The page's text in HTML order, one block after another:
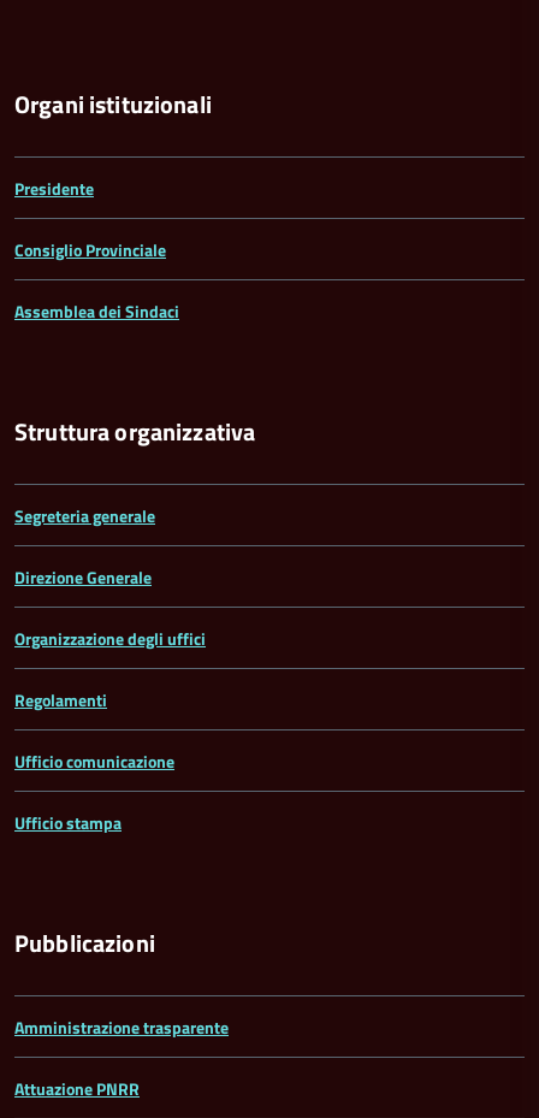
Organi istituzionali
Presidente
Consiglio Provinciale
Assemblea dei Sindaci
Struttura organizzativa
Segreteria generale
Direzione Generale
Organizzazione degli uffici
Regolamenti
Ufficio comunicazione
Ufficio stampa
Pubblicazioni
Amministrazione trasparente
Attuazione PNRR